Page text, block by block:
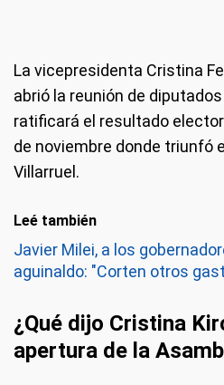
La vicepresidenta Cristina
abrió la reunión de
ratificará el resultado
de noviembre donde triunfó
Villarruel.
Leé también
Javier Milei, a los
aguinaldo: "Corten otros
¿Qué dijo Cristina
apertura de la